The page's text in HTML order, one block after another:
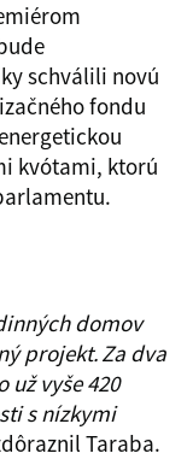
schválili novú
fondu
kvótami, ktorú
domov
projekt. Za dva
vyše 420
s nízkymi
Taraba.